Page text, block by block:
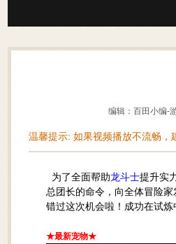
编辑：百田小编-
温馨提示: 如果视频播放不流畅，
为了全面帮助龙斗士提升实
总团长的命令，向全体冒险
错过这次机会啦！成功在试
★最新宠物★